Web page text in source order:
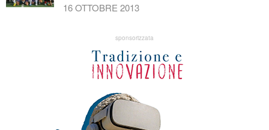
16 OTTOBRE 2013
sponsorizzata